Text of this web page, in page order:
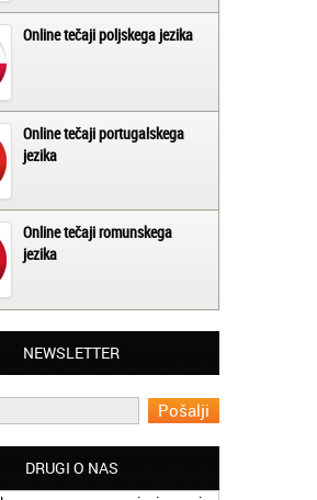
Online tečaji poljskega jezika
Online tečaji portugalskega
jezika
Online tečaji romunskega
jezika
NEWSLETTER
DRUGI O NAS
vse zaposlene v Akademiji
storitve opravljajo hitro in
Bleda:
sem prevajanje iz